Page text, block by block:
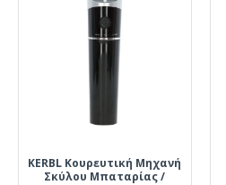
KERBL Κουρευτική Μηχανή
Σκύλου Μπαταρίας /